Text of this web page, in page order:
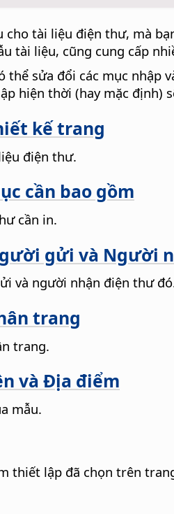
cho tài liệu điện thư, mà
tài liệu, cũng cung cấp
thể sửa đổi các mục nhập
hiện thời (hay mặc định)
kế trang
điện thư.
cần bao gồm
cần in.
gửi và Người
và người nhận điện thư
trang
trang.
và Địa điểm
mẫu.
thiết lập đã chọn trên